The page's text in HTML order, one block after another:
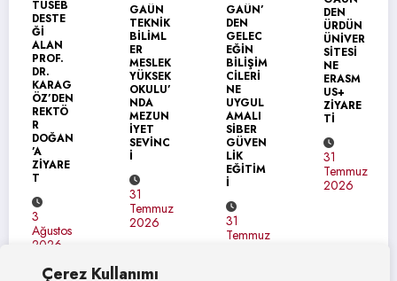
Çerez Kullanımı
GAÜN
TEKNİK
BİLİML
ER
MESLEK
YÜKSEK
OKULU’
NDA
MEZUN
İYET
SEVİNC
İ
31
Temmuz
2026
GAÜN’
DEN
GELEC
EĞİN
BİLİŞİM
CİLERİ
NE
UYGUL
AMALI
SİBER
GÜVEN
İ
31
DEN
ÜRDÜN
ÜNİVER
SİTESİ
NE
ERASM
US+
ZİYARE
Tİ
31
Temmuz
GAÜN
NACİ
TOPÇU
OĞLU
MESLEK
YÜKSEK
OKULU
MEZUN
İYET
SU
31
Temmuz